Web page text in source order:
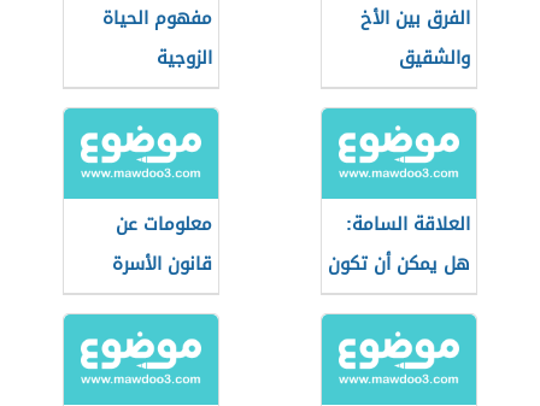
الفرق بين الأخ
والشقيق
مفهوم الحياة
الزوجية
العلاقة السامة:
هل يمكن أن تكون
بين الأهل؟
معلومات عن
قانون الأسرة
الجزائري